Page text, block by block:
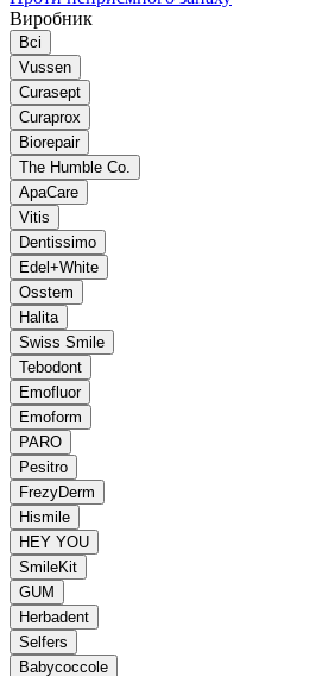
Виробник
Всі
Vussen
Curasept
Curaprox
Biorepair
The Humble Co.
ApaCare
Vitis
Dentissimo
Edel+White
Osstem
Halita
Swiss Smile
Tebodont
Emofluor
Emoform
PARO
Pesitro
FrezyDerm
Hismile
HEY YOU
SmileKit
GUM
Herbadent
Selfers
Babycoccole